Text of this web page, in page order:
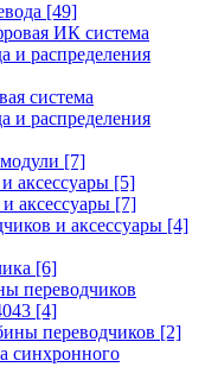
[49]
ИК система
и распределения
система
и распределения
[7]
аксессуары [5]
аксессуары [7]
и аксессуары [4]
[6]
переводчиков
[4]
переводчиков [2]
синхронного